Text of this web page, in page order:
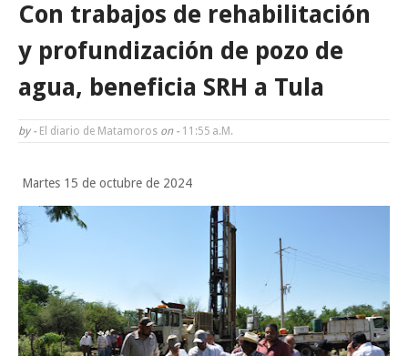
Definirá la Presidenta el futuro de México el 1 de Septiembre.
Continúa con éxito la Expo Militar
Martes en Tu Colonia Renovado acerca servicios y atención directa a
familias de Matamoros
Con trabajos de rehabilitación
y profundización de pozo de
agua, beneficia SRH a Tula
by - El diario de Matamoros on - 11:55 A.m.
Martes 15 de octubre de 2024